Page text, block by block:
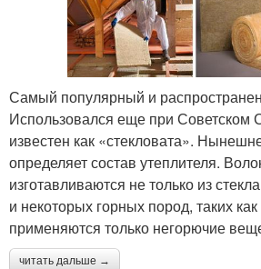
Самый популярный и
Использовался еще при Советском
известен как «стекловата».
определяет состав утеплителя.
изготавливаются не только из
и некоторых горных пород, таких как
применяются только негорючие
читать дальше →